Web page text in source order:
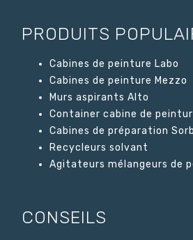
PRODUITS
Cabines de peinture Labo
Cabines de peinture Mezzo
Murs aspirants Alto
Container cabine de
Cabines de préparation
Recycleurs solvant
Agitateurs mélangeurs de
CONSEILS